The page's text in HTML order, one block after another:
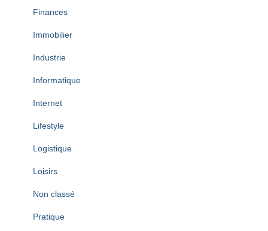
Finances
Immobilier
Industrie
Informatique
Internet
Lifestyle
Logistique
Loisirs
Non classé
Pratique